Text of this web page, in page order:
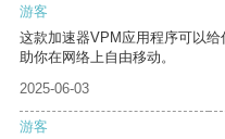
游客
这款加速器VPM应用程序可以
助你在网络上自由移动。
2025-06-03
游客